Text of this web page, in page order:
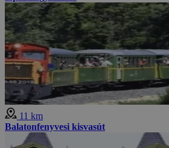
11 km
Balatonfenyvesi kisvasút